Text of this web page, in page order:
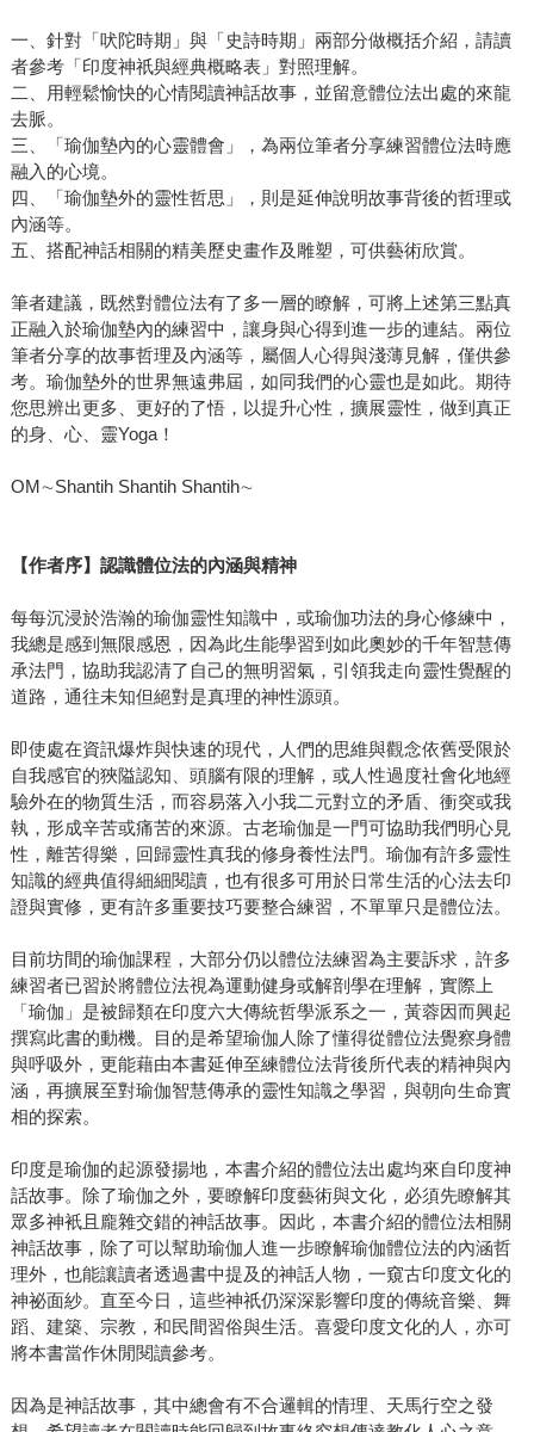
一、針對「吠陀時期」與「史詩時期」兩部分做概括介紹，請讀
者參考「印度神祇與經典概略表」對照理解。
二、用輕鬆愉快的心情閱讀神話故事，並留意體位法出處的來龍
去脈。
三、「瑜伽墊內的心靈體會」，為兩位筆者分享練習體位法時應
融入的心境。
四、「瑜伽墊外的靈性哲思」，則是延伸說明故事背後的哲理或
內涵等。
五、搭配神話相關的精美歷史畫作及雕塑，可供藝術欣賞。
筆者建議，既然對體位法有了多一層的瞭解，可將上述第三點真
正融入於瑜伽墊內的練習中，讓身與心得到進一步的連結。兩位
筆者分享的故事哲理及內涵等，屬個人心得與淺薄見解，僅供參
考。瑜伽墊外的世界無遠弗屆，如同我們的心靈也是如此。期待
您思辨出更多、更好的了悟，以提升心性，擴展靈性，做到真正
的身、心、靈Yoga！
OM∼Shantih Shantih Shantih∼
【作者序】認識體位法的內涵與精神
每每沉浸於浩瀚的瑜伽靈性知識中，或瑜伽功法的身心修練中，
我總是感到無限感恩，因為此生能學習到如此奧妙的千年智慧傳
承法門，協助我認清了自己的無明習氣，引領我走向靈性覺醒的
道路，通往未知但絕對是真理的神性源頭。
即使處在資訊爆炸與快速的現代，人們的思維與觀念依舊受限於
自我感官的狹隘認知、頭腦有限的理解，或人性過度社會化地經
驗外在的物質生活，而容易落入小我二元對立的矛盾、衝突或我
執，形成辛苦或痛苦的來源。古老瑜伽是一門可協助我們明心見
性，離苦得樂，回歸靈性真我的修身養性法門。瑜伽有許多靈性
知識的經典值得細細閱讀，也有很多可用於日常生活的心法去印
證與實修，更有許多重要技巧要整合練習，不單單只是體位法。
目前坊間的瑜伽課程，大部分仍以體位法練習為主要訴求，許多
練習者已習於將體位法視為運動健身或解剖學在理解，實際上
「瑜伽」是被歸類在印度六大傳統哲學派系之一，黃蓉因而興起
撰寫此書的動機。目的是希望瑜伽人除了懂得從體位法覺察身體
與呼吸外，更能藉由本書延伸至練體位法背後所代表的精神與內
涵，再擴展至對瑜伽智慧傳承的靈性知識之學習，與朝向生命實
相的探索。
印度是瑜伽的起源發揚地，本書介紹的體位法出處均來自印度神
話故事。除了瑜伽之外，要瞭解印度藝術與文化，必須先瞭解其
眾多神衹且龐雜交錯的神話故事。因此，本書介紹的體位法相關
神話故事，除了可以幫助瑜伽人進一步瞭解瑜伽體位法的內涵哲
理外，也能讓讀者透過書中提及的神話人物，一窺古印度文化的
神祕面紗。直至今日，這些神祇仍深深影響印度的傳統音樂、舞
蹈、建築、宗教，和民間習俗與生活。喜愛印度文化的人，亦可
將本書當作休閒閱讀參考。
因為是神話故事，其中總會有不合邏輯的情理、天馬行空之發